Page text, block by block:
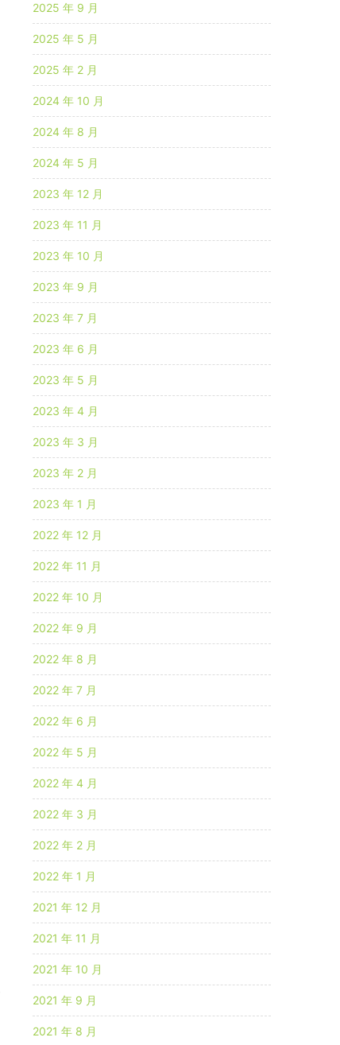
2025 年 9 月
2025 年 5 月
2025 年 2 月
2024 年 10 月
2024 年 8 月
2024 年 5 月
2023 年 12 月
2023 年 11 月
2023 年 10 月
2023 年 9 月
2023 年 7 月
2023 年 6 月
2023 年 5 月
2023 年 4 月
2023 年 3 月
2023 年 2 月
2023 年 1 月
2022 年 12 月
2022 年 11 月
2022 年 10 月
2022 年 9 月
2022 年 8 月
2022 年 7 月
2022 年 6 月
2022 年 5 月
2022 年 4 月
2022 年 3 月
2022 年 2 月
2022 年 1 月
2021 年 12 月
2021 年 11 月
2021 年 10 月
2021 年 9 月
2021 年 8 月